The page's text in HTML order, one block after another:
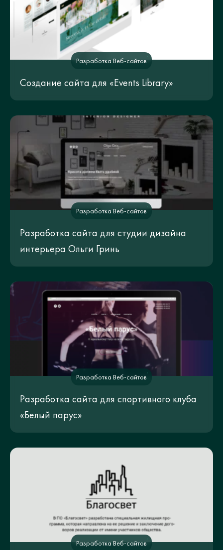
Разработка Веб-сайтов
Создание сайта для «Events Library»
Разработка Веб-сайтов
Разработка сайта для студии дизайна
интерьера Ольги Гринь
Разработка Веб-сайтов
Разработка сайта для спортивного клуба
«Белый парус»
Разработка Веб-сайтов